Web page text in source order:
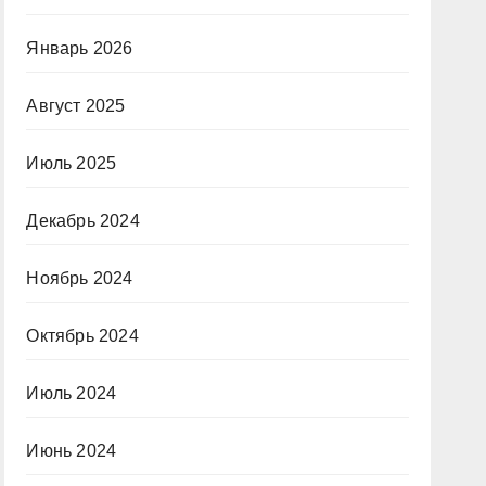
Январь 2026
Август 2025
Июль 2025
Декабрь 2024
Ноябрь 2024
Октябрь 2024
Июль 2024
Июнь 2024